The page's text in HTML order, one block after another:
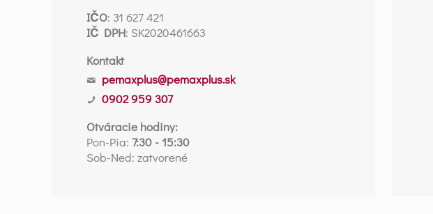
IČO: 31 627 421
IČ DPH: SK2020461663
Kontakt
pemaxplus@pemaxplus.sk
0902 959 307
Otváracie hodiny:
Pon-Pia: 7:30 - 15:30
Sob-Ned: zatvorené